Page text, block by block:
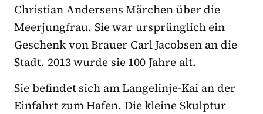
Christian Andersens Märchen über die
Meerjungfrau. Sie war ursprünglich ein
Geschenk von Brauer Carl Jacobsen an die
Stadt. 2013 wurde sie 100 Jahre alt.
Sie befindet sich am Langelinje-Kai an der
Einfahrt zum Hafen. Die kleine Skulptur